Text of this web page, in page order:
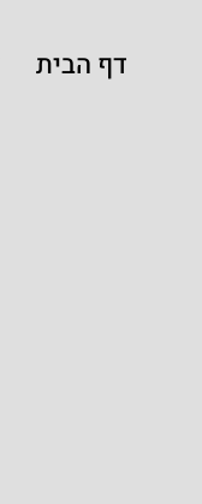
דף הבית